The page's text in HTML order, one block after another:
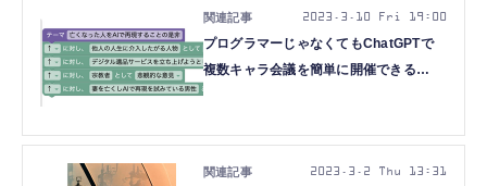
プログラマーじゃなくてもChatGPTで
複数キャラ会議を簡単に開催できる
2023.3.10 Fri 19:00
2023.3.2 Thu 13:31